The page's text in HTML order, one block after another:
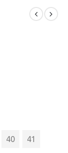
40 41